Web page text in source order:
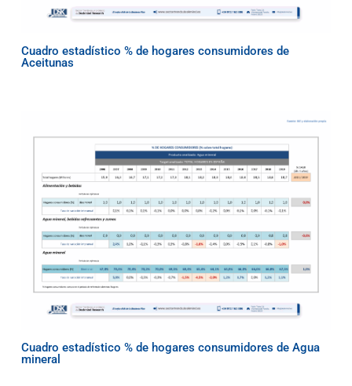
Cuadro estadístico % de hogares consumidores de
Aceitunas
Cuadro estadístico % de hogares consumidores de Agua
mineral